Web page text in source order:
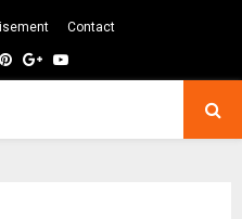
Contact
Pinterest
GoogleYoutube